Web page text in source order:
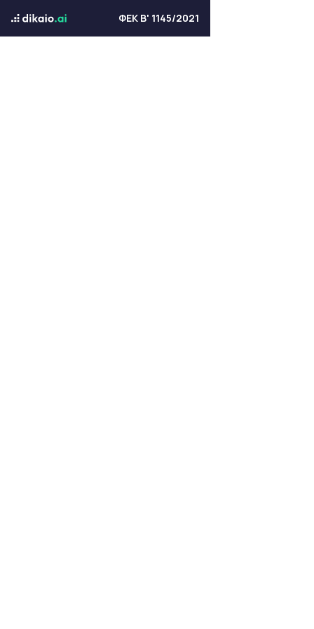
ΦΕΚ Β' 1145/2021